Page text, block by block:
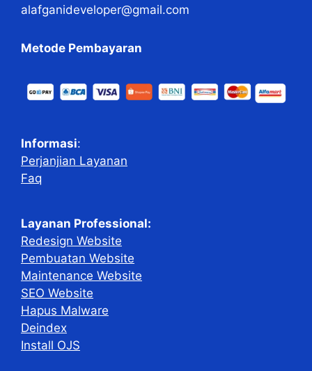
alafganideveloper@gmail.com
Metode Pembayaran
Informasi:
Perjanjian Layanan
Faq
Layanan Professional:
Redesign Website
Pembuatan Website
Maintenance Website
SEO Website
Hapus Malware
Deindex
Install OJS